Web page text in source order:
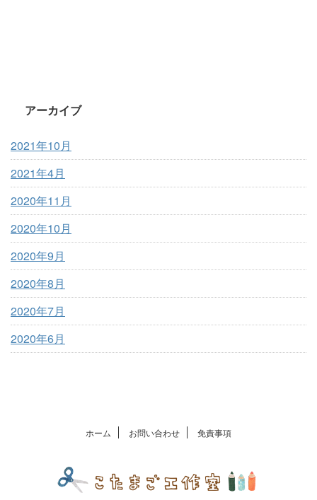
アーカイブ
2021年10月
2021年4月
2020年11月
2020年10月
2020年9月
2020年8月
2020年7月
2020年6月
ホーム お問い合わせ 免責事項